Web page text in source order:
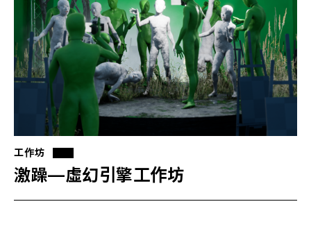
工作坊
激躁—虛幻引擎工作坊